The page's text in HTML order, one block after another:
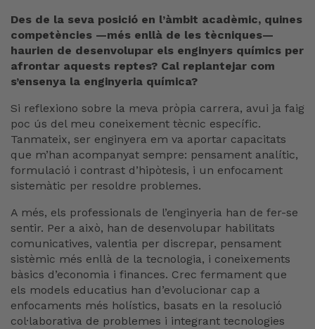
Des de la seva posició en l’àmbit acadèmic, quines
competències —més enllà de les tècniques—
haurien de desenvolupar els enginyers químics per
afrontar aquests reptes? Cal replantejar com
s’ensenya la enginyeria química?
Si reflexiono sobre la meva pròpia carrera, avui ja faig
poc ús del meu coneixement tècnic específic.
Tanmateix, ser enginyera em va aportar capacitats
que m’han acompanyat sempre: pensament analític,
formulació i contrast d’hipòtesis, i un enfocament
sistemàtic per resoldre problemes.
A més, els professionals de l’enginyeria han de fer-se
sentir. Per a això, han de desenvolupar habilitats
comunicatives, valentia per discrepar, pensament
sistèmic més enllà de la tecnologia, i coneixements
bàsics d’economia i finances. Crec fermament que
els models educatius han d’evolucionar cap a
enfocaments més holístics, basats en la resolució
col·laborativa de problemes i integrant tecnologies